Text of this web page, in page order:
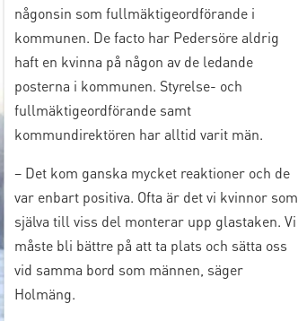
någonsin som fullmäktigeordförande i
kommunen. De facto har Pedersöre aldrig
haft en kvinna på någon av de ledande
posterna i kommunen. Styrelse- och
fullmäktigeordförande samt
kommundirektören har alltid varit män.
– Det kom ganska mycket reaktioner och de
var enbart positiva. Ofta är det vi kvinnor som
själva till viss del monterar upp glastaken. Vi
måste bli bättre på att ta plats och sätta oss
vid samma bord som männen, säger
Holmäng.